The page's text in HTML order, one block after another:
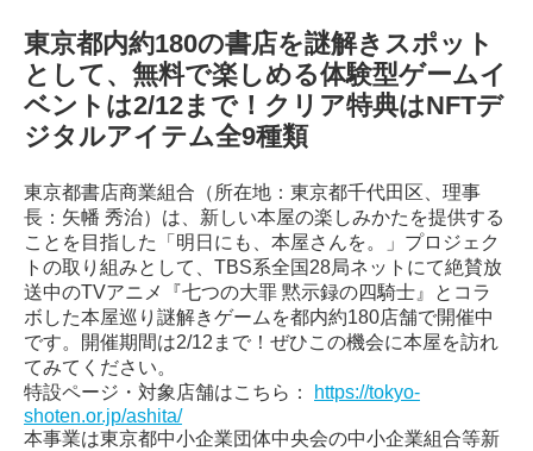
東京都内約180の書店を謎解きスポット
として、無料で楽しめる体験型ゲームイ
ベントは2/12まで！クリア特典はNFTデ
ジタルアイテム全9種類
東京都書店商業組合（所在地：東京都千代田区、理事
長：矢幡 秀治）は、新しい本屋の楽しみかたを提供する
ことを目指した「明日にも、本屋さんを。」プロジェク
トの取り組みとして、TBS系全国28局ネットにて絶賛放
送中のTVアニメ『七つの大罪 黙示録の四騎士』とコラ
ボした本屋巡り謎解きゲームを都内約180店舗で開催中
です。開催期間は2/12まで！ぜひこの機会に本屋を訪れ
てみてください。
特設ページ・対象店舗はこちら：
https://tokyo-
shoten.or.jp/ashita/
本事業は東京都中小企業団体中央会の中小企業組合等新